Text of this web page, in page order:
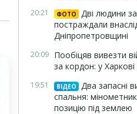
20:21 ФОТО
Дві людини
постраждали
Дніпропетровщині
20:09 Пообіцяв вивезти
за кордон: у
19:51 ВІДЕО
Два запасні
спальня:
позицію під землею